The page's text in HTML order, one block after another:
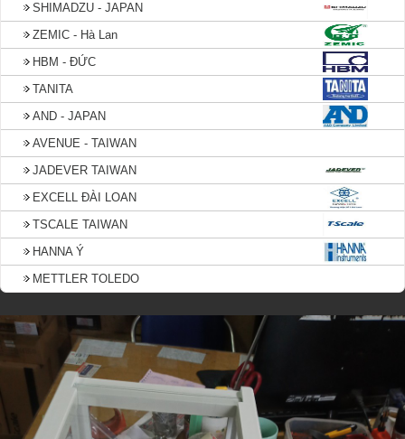
SHIMADZU - JAPAN
ZEMIC - Hà Lan
HBM - ĐỨC
TANITA
AND - JAPAN
AVENUE - TAIWAN
JADEVER TAIWAN
EXCELL ĐÀI LOAN
TSCALE TAIWAN
HANNA Ý
METTLER TOLEDO